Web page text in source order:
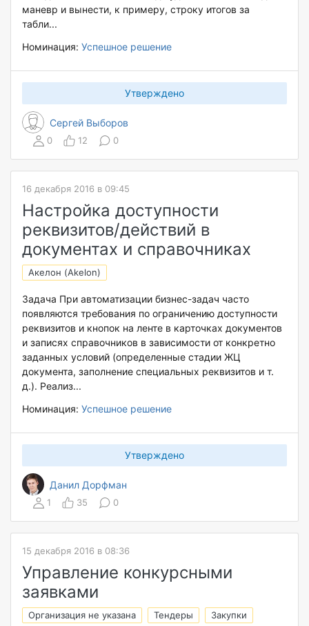
маневр и вынести, к примеру, строку итогов за
табли...
Номинация: Успешное решение
Сергей Выборов
Утверждено
0 12 0
16 декабря 2016 в 09:45
Настройка доступности
реквизитов/действий в
документах и справочниках
Акелон (Akelon)
Задача При автоматизации бизнес-задач часто
появляются требования по ограничению доступности
реквизитов и кнопок на ленте в карточках документов
и записях справочников в зависимости от конкретно
заданных условий (определенные стадии ЖЦ
документа, заполнение специальных реквизитов и т.
д.). Реализ...
Номинация: Успешное решение
Данил Дорфман
Утверждено
1 35 0
15 декабря 2016 в 08:36
Управление конкурсными
заявками
Организация не указана Тендеры Закупки